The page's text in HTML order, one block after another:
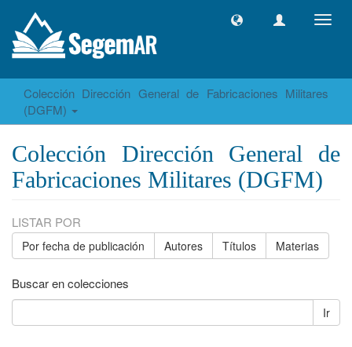
Colección Dirección General de Fabricaciones Militares
(DGFM)
Colección Dirección General de
Fabricaciones Militares (DGFM)
LISTAR POR
Por fecha de publicación Autores Títulos Materias
Buscar en colecciones
Ir